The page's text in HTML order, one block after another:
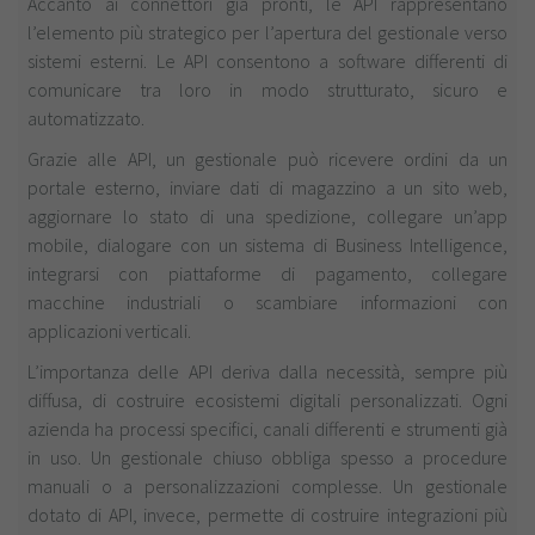
l’elemento più strategico per l’apertura del gestionale verso
sistemi esterni. Le API consentono a software differenti di
comunicare tra loro in modo strutturato, sicuro e
automatizzato.
Grazie alle API, un gestionale può ricevere ordini da un
portale esterno, inviare dati di magazzino a un sito web,
aggiornare lo stato di una spedizione, collegare un’app
mobile, dialogare con un sistema di Business Intelligence,
integrarsi con piattaforme di pagamento, collegare
macchine industriali o scambiare informazioni con
applicazioni verticali.
L’importanza delle API deriva dalla necessità, sempre più
diffusa, di costruire ecosistemi digitali personalizzati. Ogni
azienda ha processi specifici, canali differenti e strumenti già
in uso. Un gestionale chiuso obbliga spesso a procedure
manuali o a personalizzazioni complesse. Un gestionale
dotato di API, invece, permette di costruire integrazioni più